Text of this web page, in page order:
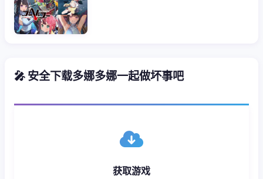
🎤 安全下载多娜多娜一起做坏事吧
获取游戏